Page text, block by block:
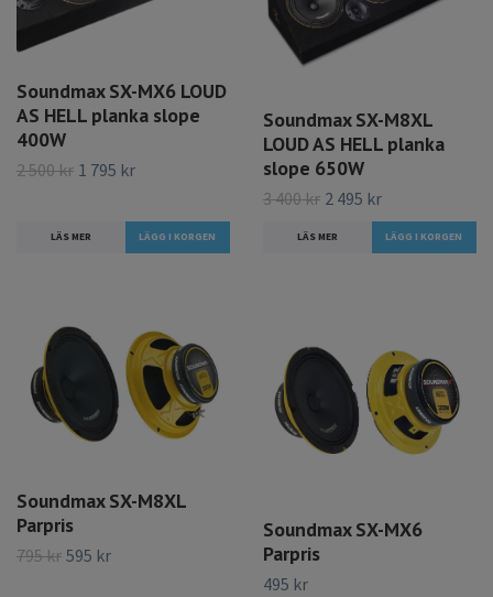
Soundmax SX-MX6 LOUD
AS HELL planka slope
400W
2 500 kr 1 795 kr
LÄS MER
Soundmax SX-M8XL
LOUD AS HELL planka
slope 650W
3 400 kr 2 495 kr
LÄS MER
Soundmax SX-M8XL
Parpris
795 kr 595 kr
Soundmax SX-MX6
Parpris
495 kr